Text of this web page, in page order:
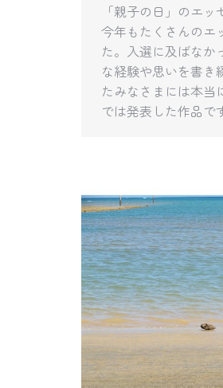
「親子の日」のエッ
今年もたくさんのエ
た。入選に及ばなか
な経験や思いを書き
たみなさまには本
では発表した作品